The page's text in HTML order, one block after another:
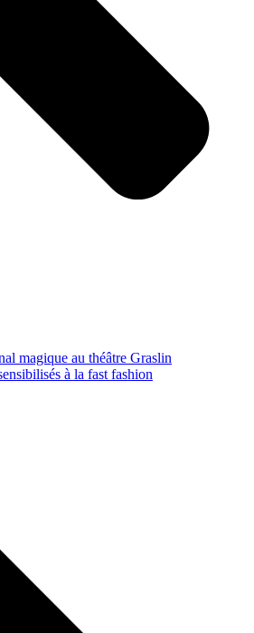
magique au théâtre Graslin
à la fast fashion